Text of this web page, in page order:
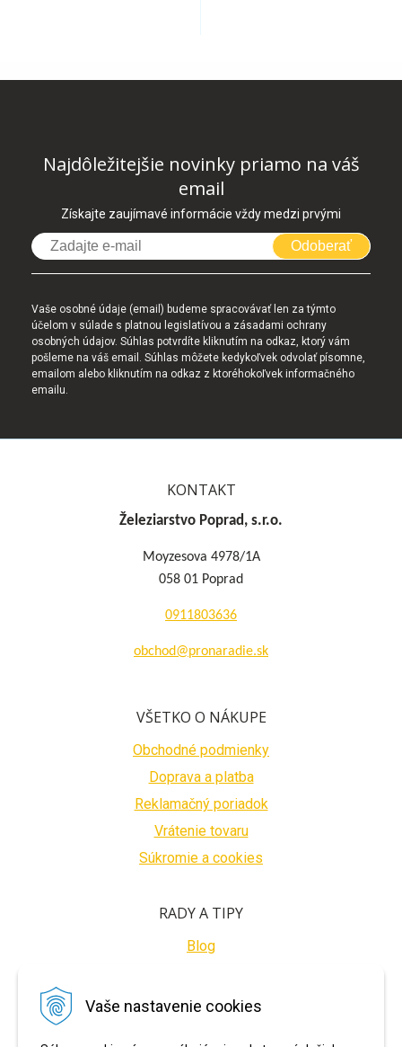
Vaše nastavenie cookies
Najdôležitejšie novinky priamo na váš
email
Získajte zaujímavé informácie vždy medzi prvými
Odoberať
Vaše osobné údaje (email) budeme spracovávať len za týmto
účelom v súlade s platnou legislatívou a zásadami ochrany
osobných údajov. Súhlas potvrdíte kliknutím na odkaz, ktorý vám
pošleme na váš email. Súhlas môžete kedykoľvek odvolať písomne,
emailom alebo kliknutím na odkaz z ktoréhokoľvek informačného
emailu.
KONTAKT
Železiarstvo Poprad, s.r.o.
Moyzesova 4978/1A
058 01 Poprad
0911803636
obchod@pronaradie.sk
VŠETKO O NÁKUPE
Obchodné podmienky
Doprava a platba
Reklamačný poriadok
Vrátenie tovaru
Súkromie a cookies
RADY A TIPY
Blog
BEZPEČNÉ PLATBY